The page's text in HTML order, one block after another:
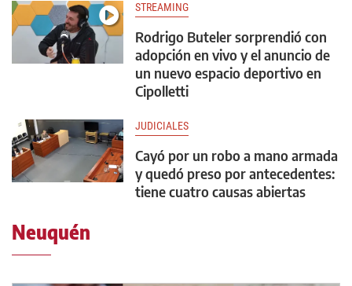
STREAMING
Rodrigo Buteler sorprendió con
adopción en vivo y el anuncio de
un nuevo espacio deportivo en
Cipolletti
JUDICIALES
Cayó por un robo a mano armada
y quedó preso por antecedentes:
tiene cuatro causas abiertas
Neuquén